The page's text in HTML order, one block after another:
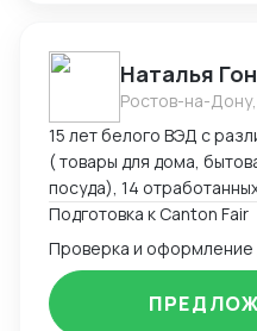
Наталья
Ростов-на-
15 лет белого ВЭД с
( товары для дома,
посуда), 14
анализом и подбором
Подготовка полного
сертификацию,
Оформление полного
доставки, просчет юнит
Подготовка к Canton Fair